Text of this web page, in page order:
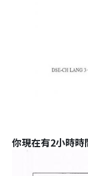
你現在有2小時時